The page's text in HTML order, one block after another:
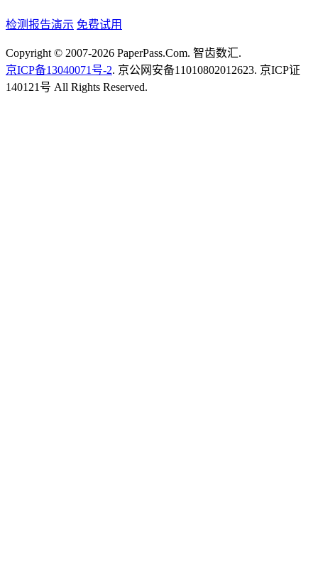
检测报告演示 免费试用
Copyright © 2007-2026 PaperPass.Com. 智齿数汇.
京ICP备13040071号-2. 京公网安备11010802012623. 京ICP证
140121号 All Rights Reserved.